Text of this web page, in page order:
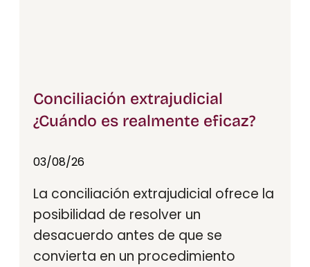
Conciliación extrajudicial
¿Cuándo es realmente eficaz?​
03/08/26
La conciliación extrajudicial ofrece la
posibilidad de resolver un
desacuerdo antes de que se
convierta en un procedimiento